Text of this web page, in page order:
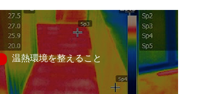
温熱環境を整えること